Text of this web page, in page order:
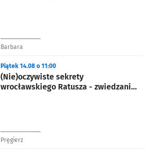
Barbara
(Nie)oczywiste sekrety
wrocławskiego Ratusza - zwiedzanie
Piątek 14.08 o 11:00
Pręgierz